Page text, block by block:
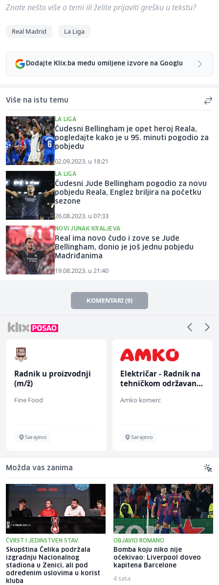
Znate nešto više o temi ili želite prijaviti grešku u tekstu?
Real Madrid La Liga
Dodajte Klix.ba među omiljene izvore na Googlu
Više na istu temu
LA LIGA
Čudesni Bellingham je opet heroj Reala,
pogledajte kako je u 95. minuti pogodio za
pobjedu
02.09.2023. u 18:21
LA LIGA
Čudesni Jude Bellingham pogodio za novu
pobjedu Reala, Englez briljira na početku
sezone
26.08.2023. u 07:33
NOVI JUNAK KRALJEVA
Real ima novo čudo i zove se Jude
Bellingham, donio je još jednu pobjedu
Madriđanima
19.08.2023. u 21:40
KOMENTARI (9)
Radnik u proizvodnji
(m/ž)
Fine Food
Sarajevo
Električar - Radnik na
tehničkom održavanju
Amko komerc
Sarajevo
Možda vas zanima
ČVRST I JEDINSTVEN STAV
Skupština Čelika podržala
izgradnju Nacionalnog
stadiona u Zenici, ali pod
određenim uslovima u korist
kluba
OBJAVIO ROMANO
Bomba koju niko nije
očekivao: Liverpool doveo
kapitena Barcelone
4 sata